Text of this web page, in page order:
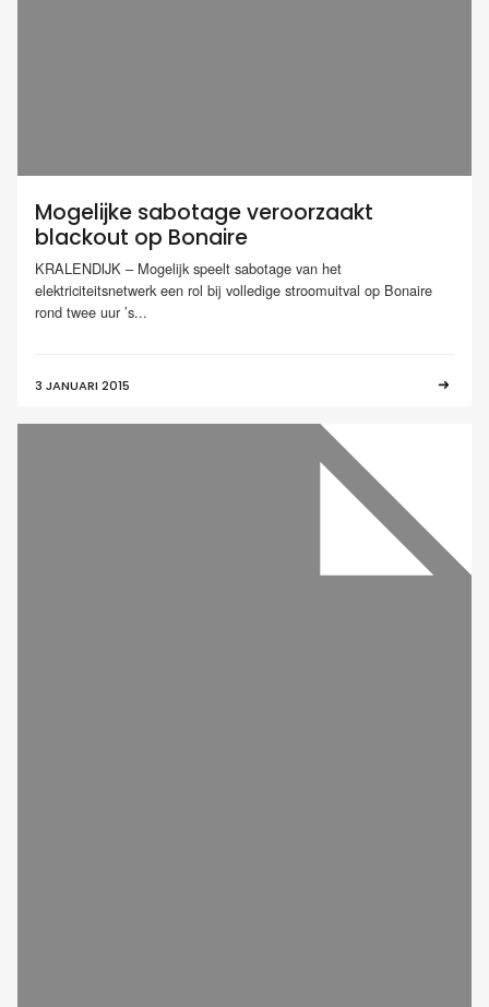
Mogelijke sabotage veroorzaakt
blackout op Bonaire
KRALENDIJK – Mogelijk speelt sabotage van het
elektriciteitsnetwerk een rol bij volledige stroomuitval op Bonaire
rond twee uur ’s...
3 JANUARI 2015